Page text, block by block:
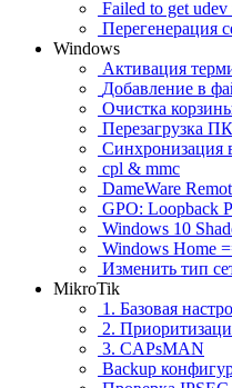
Failed to get udev
Перегенерация
Windows
Активация
Добавление в
Очистка
Перезагрузка
Синхронизация
cpl & mmc
DameWare
GPO: Loopback
Windows 10
Windows Home
Изменить тип
MikroTik
1. Базовая
2.
3. CAPsMAN
Backup